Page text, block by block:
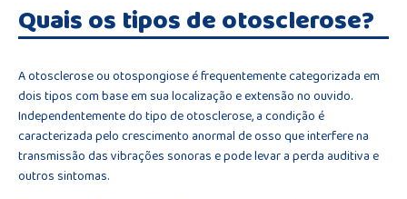
Quais os tipos de otosclerose?
A otosclerose ou otospongiose é frequentemente categorizada em
dois tipos com base em sua localização e extensão no ouvido.
Independentemente do tipo de otosclerose, a condição é
caracterizada pelo crescimento anormal de osso que interfere na
transmissão das vibrações sonoras e pode levar a perda auditiva e
outros sintomas.